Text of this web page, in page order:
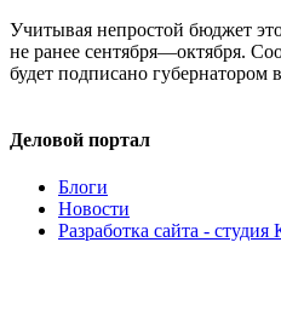
Учитывая непростой бюджет
не ранее сентября—октября.
будет подписано
Деловой портал
Блоги
Новости
Разработка сайта - студия